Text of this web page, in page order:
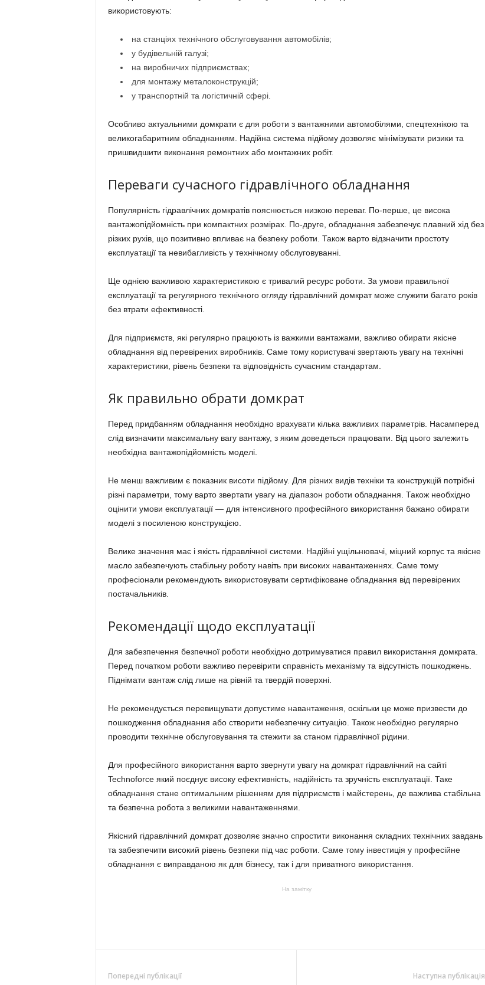
використовують:
на станціях технічного обслуговування автомобілів;
у будівельній галузі;
на виробничих підприємствах;
для монтажу металоконструкцій;
у транспортній та логістичній сфері.
Особливо актуальними домкрати є для роботи з вантажними автомобілями, спецтехнікою та
великогабаритним обладнанням. Надійна система підйому дозволяє мінімізувати ризики та
пришвидшити виконання ремонтних або монтажних робіт.
Переваги сучасного гідравлічного обладнання
Популярність гідравлічних домкратів пояснюється низкою переваг. По-перше, це висока
вантажопідйомність при компактних розмірах. По-друге, обладнання забезпечує плавний хід без
різких рухів, що позитивно впливає на безпеку роботи. Також варто відзначити простоту
експлуатації та невибагливість у технічному обслуговуванні.
Ще однією важливою характеристикою є тривалий ресурс роботи. За умови правильної
експлуатації та регулярного технічного огляду гідравлічний домкрат може служити багато років
без втрати ефективності.
Для підприємств, які регулярно працюють із важкими вантажами, важливо обирати якісне
обладнання від перевірених виробників. Саме тому користувачі звертають увагу на технічні
характеристики, рівень безпеки та відповідність сучасним стандартам.
Як правильно обрати домкрат
Перед придбанням обладнання необхідно врахувати кілька важливих параметрів. Насамперед
слід визначити максимальну вагу вантажу, з яким доведеться працювати. Від цього залежить
необхідна вантажопідйомність моделі.
Не менш важливим є показник висоти підйому. Для різних видів техніки та конструкцій потрібні
різні параметри, тому варто звертати увагу на діапазон роботи обладнання. Також необхідно
оцінити умови експлуатації — для інтенсивного професійного використання бажано обирати
моделі з посиленою конструкцією.
Велике значення має і якість гідравлічної системи. Надійні ущільнювачі, міцний корпус та якісне
масло забезпечують стабільну роботу навіть при високих навантаженнях. Саме тому
професіонали рекомендують використовувати сертифіковане обладнання від перевірених
постачальників.
Рекомендації щодо експлуатації
Для забезпечення безпечної роботи необхідно дотримуватися правил використання домкрата.
Перед початком роботи важливо перевірити справність механізму та відсутність пошкоджень.
Піднімати вантаж слід лише на рівній та твердій поверхні.
Не рекомендується перевищувати допустиме навантаження, оскільки це може призвести до
пошкодження обладнання або створити небезпечну ситуацію. Також необхідно регулярно
проводити технічне обслуговування та стежити за станом гідравлічної рідини.
Для професійного використання варто звернути увагу на домкрат гідравлічний на сайті
Technoforce який поєднує високу ефективність, надійність та зручність експлуатації. Таке
обладнання стане оптимальним рішенням для підприємств і майстерень, де важлива стабільна
та безпечна робота з великими навантаженнями.
Якісний гідравлічний домкрат дозволяє значно спростити виконання складних технічних завдань
та забезпечити високий рівень безпеки під час роботи. Саме тому інвестиція у професійне
обладнання є виправданою як для бізнесу, так і для приватного використання.
На замітку
Попередні публікації Наступна публікація